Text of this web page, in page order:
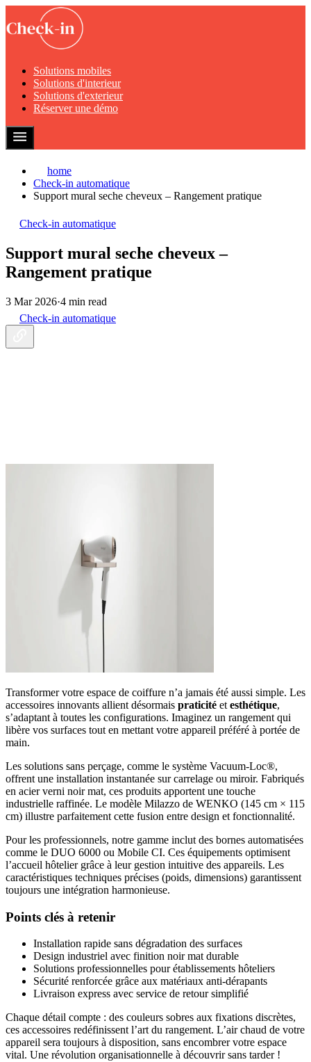
Solutions mobiles
Solutions d'interieur
Solutions d'exterieur
Réserver une démo
home
Check-in automatique
Support mural seche cheveux – Rangement pratique
Check-in automatique
Support mural seche cheveux –
Rangement pratique
3 Mar 2026·4 min read
Check-in automatique
Transformer votre espace de coiffure n’a jamais été aussi simple. Les
accessoires innovants allient désormais praticité et esthétique,
s’adaptant à toutes les configurations. Imaginez un rangement qui
libère vos surfaces tout en mettant votre appareil préféré à portée de
main.
Les solutions sans perçage, comme le système Vacuum-Loc®,
offrent une installation instantanée sur carrelage ou miroir. Fabriqués
en acier verni noir mat, ces produits apportent une touche
industrielle raffinée. Le modèle Milazzo de WENKO (145 cm × 115
cm) illustre parfaitement cette fusion entre design et fonctionnalité.
Pour les professionnels, notre gamme inclut des bornes automatisées
comme le DUO 6000 ou Mobile CI. Ces équipements optimisent
l’accueil hôtelier grâce à leur gestion intuitive des appareils. Les
caractéristiques techniques précises (poids, dimensions) garantissent
toujours une intégration harmonieuse.
Points clés à retenir
Installation rapide sans dégradation des surfaces
Design industriel avec finition noir mat durable
Solutions professionnelles pour établissements hôteliers
Sécurité renforcée grâce aux matériaux anti-dérapants
Livraison express avec service de retour simplifié
Chaque détail compte : des couleurs sobres aux fixations discrètes,
ces accessoires redéfinissent l’art du rangement. L’air chaud de votre
appareil sera toujours à disposition, sans encombrer votre espace
vital. Une révolution organisationnelle à découvrir sans tarder !